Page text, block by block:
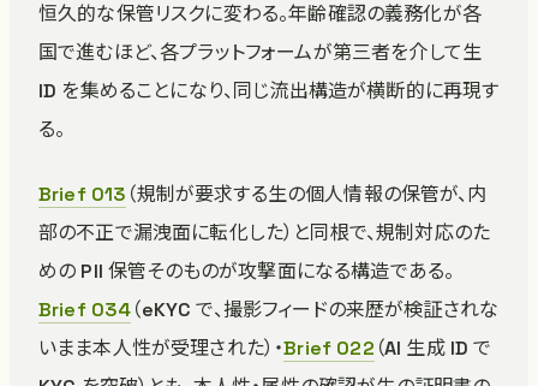
恒久的な保管リスクに変わる。年齢確認の義務化が各
国で進むほど、各プラットフォームが第三者を介して生
ID を集めることになり、同じ流出構造が横断的に再現す
る。
Brief 013 （規制が要求する生の個人情報の保管が、内
部の不正で漏洩面に転化した）と同根で、規制対応のた
めの PII 保管そのものが攻撃面になる構造である。
Brief 034（eKYC で、撮影フィードの来歴が検証されな
いまま本人性が受理された）・Brief 022 （AI 生成 ID で